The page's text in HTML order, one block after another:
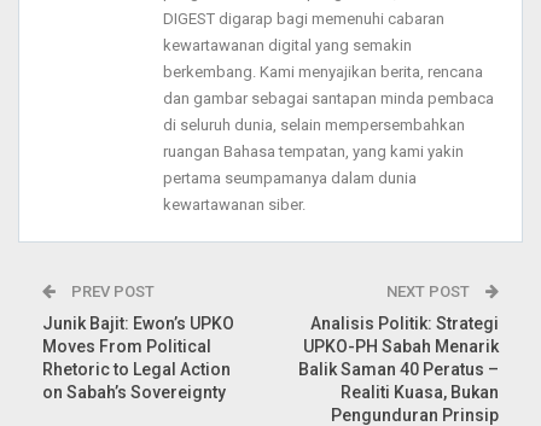
DIGEST digarap bagi memenuhi cabaran
kewartawanan digital yang semakin
berkembang. Kami menyajikan berita, rencana
dan gambar sebagai santapan minda pembaca
di seluruh dunia, selain mempersembahkan
ruangan Bahasa tempatan, yang kami yakin
pertama seumpamanya dalam dunia
kewartawanan siber.
PREV POST
Junik Bajit: Ewon’s UPKO
Moves From Political
Rhetoric to Legal Action
on Sabah’s Sovereignty
NEXT POST
Analisis Politik: Strategi
UPKO-PH Sabah Menarik
Balik Saman 40 Peratus –
Realiti Kuasa, Bukan
Pengunduran Prinsip